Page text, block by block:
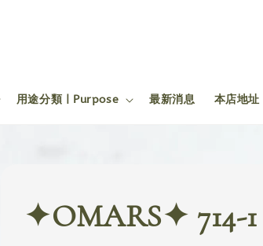
用途分類 | Purpose 最新消息 本店地址
✦OMARS✦ 714-1